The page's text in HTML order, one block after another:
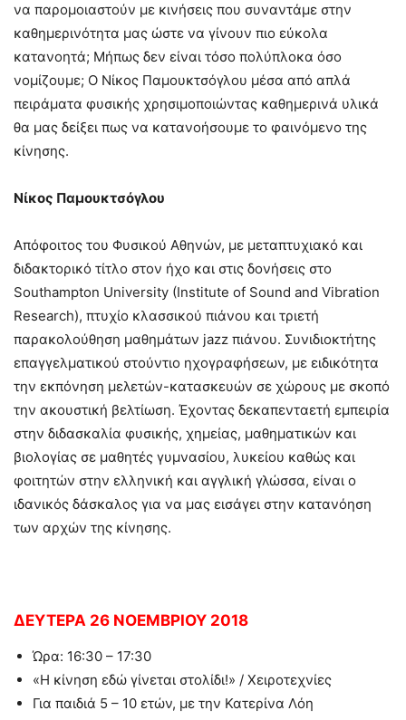
να παρομοιαστούν με κινήσεις που συναντάμε στην
καθημερινότητα μας ώστε να γίνουν πιο εύκολα
κατανοητά; Μήπως δεν είναι τόσο πολύπλοκα όσο
νομίζουμε; Ο Νίκος Παμουκτσόγλου μέσα από απλά
πειράματα φυσικής χρησιμοποιώντας καθημερινά υλικά
θα μας δείξει πως να κατανοήσουμε το φαινόμενο της
κίνησης.
Νίκος Παμουκτσόγλου
Απόφοιτος του Φυσικού Αθηνών, με μεταπτυχιακό και
διδακτορικό τίτλο στον ήχο και στις δονήσεις στο
Southampton University (Institute of Sound and Vibration
Research), πτυχίο κλασσικού πιάνου και τριετή
παρακολούθηση μαθημάτων jazz πιάνου. Συνιδιοκτήτης
επαγγελματικού στούντιο ηχογραφήσεων, με ειδικότητα
την εκπόνηση μελετών-κατασκευών σε χώρους με σκοπό
την ακουστική βελτίωση. Έχοντας δεκαπενταετή εμπειρία
στην διδασκαλία φυσικής, χημείας, μαθηματικών και
βιολογίας σε μαθητές γυμνασίου, λυκείου καθώς και
φοιτητών στην ελληνική και αγγλική γλώσσα, είναι ο
ιδανικός δάσκαλος για να μας εισάγει στην κατανόηση
των αρχών της κίνησης.
ΔΕΥΤΕΡΑ 26 ΝΟΕΜΒΡΙΟΥ 2018
Ώρα: 16:30 – 17:30
«Η κίνηση εδώ γίνεται στολίδι!» / Χειροτεχνίες
Για παιδιά 5 – 10 ετών, με την Κατερίνα Λόη